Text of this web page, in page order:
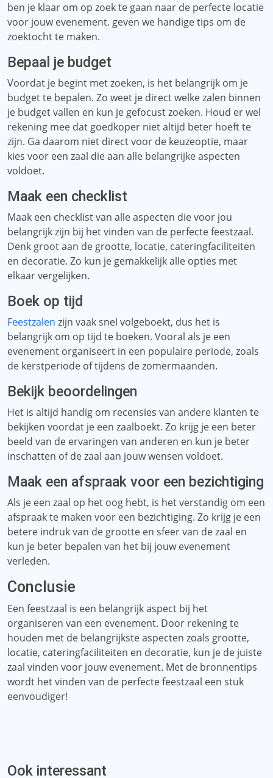
ben je klaar om op zoek te gaan naar de perfecte locatie
voor jouw evenement. geven we handige tips om de
zoektocht te maken.
Bepaal je budget
Voordat je begint met zoeken, is het belangrijk om je
budget te bepalen. Zo weet je direct welke zalen binnen
je budget vallen en kun je gefocust zoeken. Houd er wel
rekening mee dat goedkoper niet altijd beter hoeft te
zijn. Ga daarom niet direct voor de keuzeoptie, maar
kies voor een zaal die aan alle belangrijke aspecten
voldoet.
Maak een checklist
Maak een checklist van alle aspecten die voor jou
belangrijk zijn bij het vinden van de perfecte feestzaal.
Denk groot aan de grootte, locatie, cateringfaciliteiten
en decoratie. Zo kun je gemakkelijk alle opties met
elkaar vergelijken.
Boek op tijd
Feestzalen zijn vaak snel volgeboekt, dus het is
belangrijk om op tijd te boeken. Vooral als je een
evenement organiseert in een populaire periode, zoals
de kerstperiode of tijdens de zomermaanden.
Bekijk beoordelingen
Het is altijd handig om recensies van andere klanten te
bekijken voordat je een zaalboekt. Zo krijg je een beter
beeld van de ervaringen van anderen en kun je beter
inschatten of de zaal aan jouw wensen voldoet.
Maak een afspraak voor een bezichtiging
Als je een zaal op het oog hebt, is het verstandig om een
​​afspraak te maken voor een bezichtiging. Zo krijg je een
betere indruk van de grootte en sfeer van de zaal en
kun je beter bepalen van het bij jouw evenement
verleden.
Conclusie
Een feestzaal is een belangrijk aspect bij het
organiseren van een evenement. Door rekening te
houden met de belangrijkste aspecten zoals grootte,
locatie, cateringfaciliteiten en decoratie, kun je de juiste
zaal vinden voor jouw evenement. Met de bronnentips
wordt het vinden van de perfecte feestzaal een stuk
eenvoudiger!
Ook interessant